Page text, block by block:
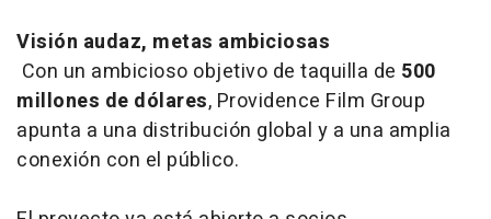
Visión audaz, metas ambiciosas
Con un ambicioso objetivo de taquilla de 500
millones de dólares, Providence Film Group
apunta a una distribución global y a una amplia
conexión con el público.